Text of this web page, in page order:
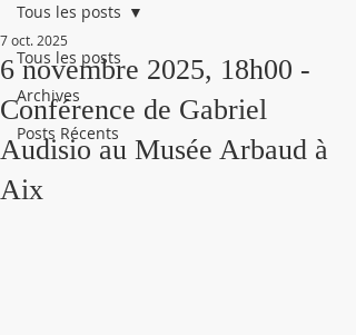
Tous les posts
Archives
Posts Récents
Tous les posts
6 novembre 2025, 18h00 -
Conférence de Gabriel
Audisio au Musée Arbaud à
Aix
7 oct. 2025